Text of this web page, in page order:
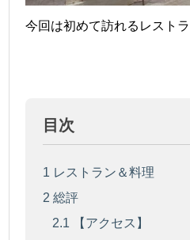
今回は初めて訪れるレストラ
目次
1 レストラン＆料理
2 総評
2.1 【アクセス】